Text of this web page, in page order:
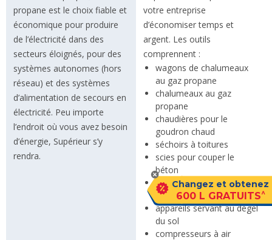
propane est le choix fiable et
économique pour produire
de l’électricité dans des
secteurs éloignés, pour des
systèmes autonomes (hors
réseau) et des systèmes
d’alimentation de secours en
électricité. Peu importe
l’endroit où vous avez besoin
d’énergie, Supérieur s’y
rendra.
votre entreprise
d’économiser temps et
argent. Les outils
comprennent :
wagons de chalumeaux
au gaz propane
chalumeaux au gaz
propane
chaudières pour le
goudron chaud
séchoirs à toitures
scies pour couper le
béton
radiateurs ou
chaufferettes au propane
appareils servant au dégel
du sol
compresseurs à air
Changez et obtenez
600 L GRATUITS^